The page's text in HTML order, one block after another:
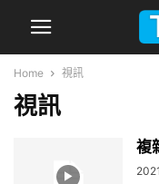
Home 視訊
視訊
複